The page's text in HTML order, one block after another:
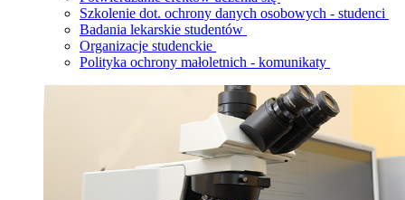
Szkolenie dot. ochrony danych osobowych - studenci
Badania lekarskie studentów
Organizacje studenckie
Polityka ochrony małoletnich - komunikaty